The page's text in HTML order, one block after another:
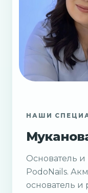
НАШИ
Основатель и
PodoNails.
основатель и